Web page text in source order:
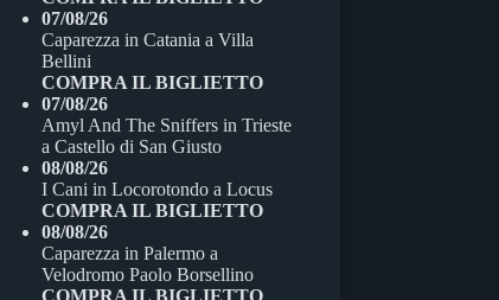
07/08/26
Caparezza inCatania a Villa
Bellini
COMPRA IL BIGLIETTO
07/08/26
Amyl And The Sniffers inTrieste
a Castello di San Giusto
08/08/26
I Cani inLocorotondo a Locus
COMPRA IL BIGLIETTO
08/08/26
Caparezza inPalermo a
Velodromo Paolo Borsellino